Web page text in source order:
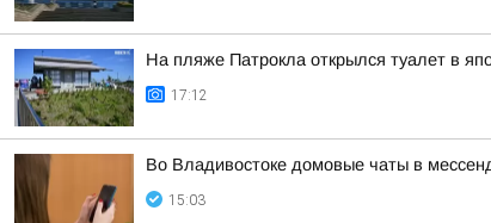
На пляже Патрокла открылся туалет в
17:12
Во Владивостоке домовые чаты в
15:03